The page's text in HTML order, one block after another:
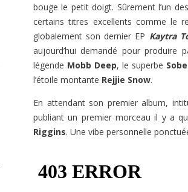
bouge le petit doigt. Sûrement l’un
certains titres excellents comme le
globalement son dernier EP Kaytra
aujourd’hui demandé pour
légende Mobb Deep, le superbe
l’étoile montante Rejjie Snow.
En attendant son premier album,
publiant un premier morceau il y a
Riggins. Une vibe personnelle